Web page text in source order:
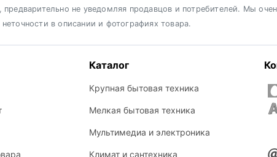
не уведомляя продавцов и потребителей. Мы
в описании и фотографиях товара.
Каталог
Крупная бытовая техника
Мелкая бытовая техника
Мультимедиа и электроника
Климат и сантехника